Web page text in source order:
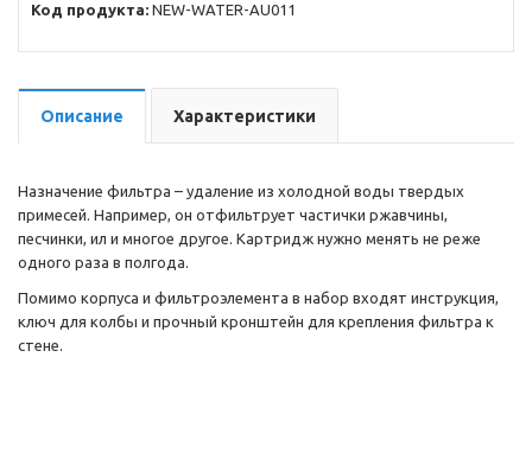
Код продукта: NEW-WATER-AU011
Описание Характеристики
Назначение фильтра – удаление из холодной воды твердых
примесей. Например, он отфильтрует частички ржавчины,
песчинки, ил и многое другое. Картридж нужно менять не реже
одного раза в полгода.
Помимо корпуса и фильтроэлемента в набор входят инструкция,
ключ для колбы и прочный кронштейн для крепления фильтра к
стене.